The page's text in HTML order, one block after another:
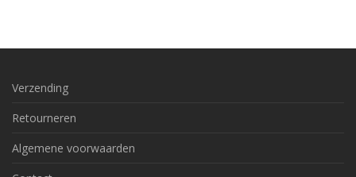
Verzending
Retourneren
Algemene voorwaarden